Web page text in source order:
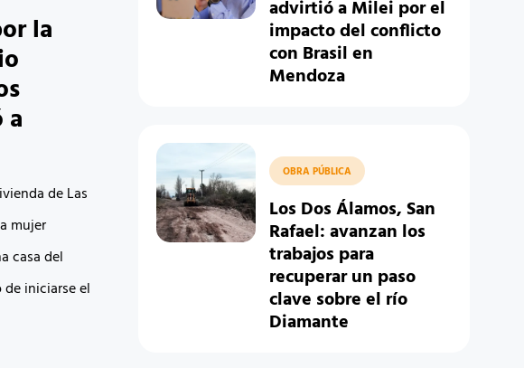
la
de Las
mujer
casa del
iniciarse el
advirtió a Milei por el
impacto del conflicto
con Brasil en
Mendoza
OBRA PÚBLICA
Los Dos Álamos, San
Rafael: avanzan los
trabajos para
recuperar un paso
clave sobre el río
Diamante